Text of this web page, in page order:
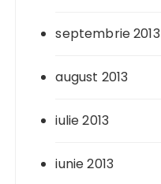
septembrie 2013
august 2013
iulie 2013
iunie 2013